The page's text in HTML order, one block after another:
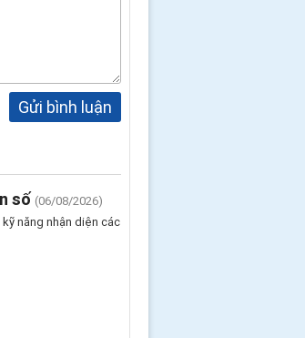
Gửi bình luận
số (06/08/2026)
năng nhận diện các